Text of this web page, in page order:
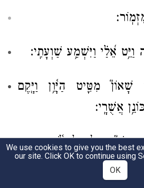
וַיֵּ֥ט אֵ֝לַ֗י וַיִּשְׁמַ֥ע שַׁוְעָתִֽי׃
שָׁאוֹן֮ מִטִּ֢יט הַיָּ֫וֵ֥ן וַיָּ֖קֶם
אֲשֻׁרָֽי׃
תְּהִלָּ֢ה לֵאלֹ֫הֵ֥ינוּ יִרְא֣וּ
בַּיהֹוָֽה׃
We use cookies to give you the best
our site. Click OK to continue using
OK